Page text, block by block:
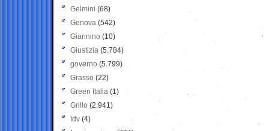
Gelmini (68)
Genova (542)
Giannino (10)
Giustizia (5.784)
governo (5.799)
Grasso (22)
Green Italia (1)
Grillo (2.941)
Idv (4)